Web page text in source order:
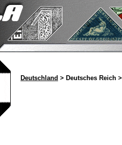
Deutschland > Deutsches Reich >